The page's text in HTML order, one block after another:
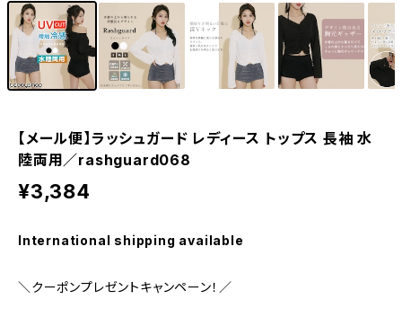
【メール便】ラッシュガード レディース トップス 長袖 水
陸両用／rashguard068
¥3,384
International shipping available
＼クーポンプレゼントキャンペーン！／